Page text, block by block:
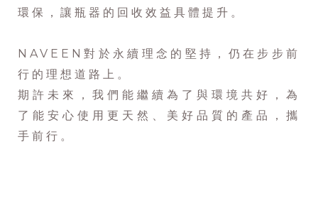
環保，讓瓶器的回收效益具體提升。
NAVEEN對於永續理念的堅持，仍在步步前
行的理想道路上。
期許未來，我們能繼續為了與環境共好，為
了能安心使用更天然、美好品質的產品，攜
手前行。